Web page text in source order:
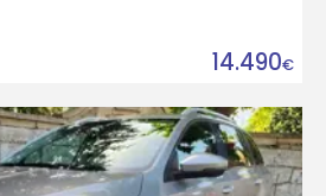
14.490€